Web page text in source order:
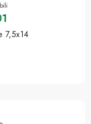
7,5x14